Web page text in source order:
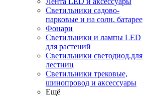
Светильники садово-
парковые и на солн. батарее
Фонари
Светильники и лампы LED
для растений
Светильники светодиод.для
лестниц
Светильники трековые,
шинопровод и аксессуары
Ещё